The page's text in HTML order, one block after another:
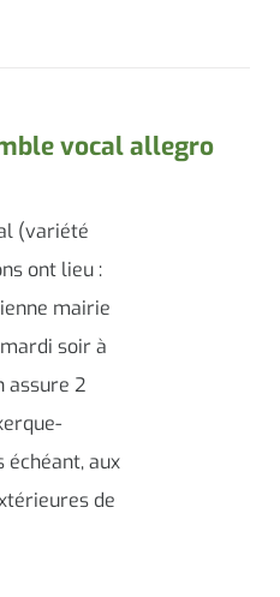
vocal allegro
(variété
ont lieu :
mairie
soir à
assure 2
échéant, aux
de